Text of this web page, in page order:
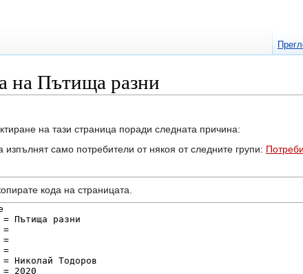
на Пътища разни
на тази страница поради следната причина:
изпълнят само потребители от някоя от следните групи:
кодa на страницата.